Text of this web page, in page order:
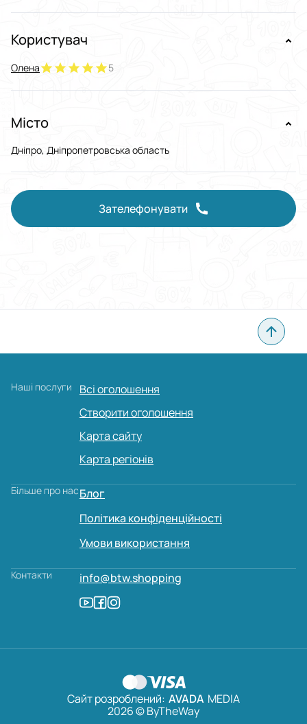
Користувач
Олена 5
Місто
Дніпро, Дніпропетровська область
Зателефонувати
Наші послуги
Всі оголошення
Створити оголошення
Карта сайту
Карта регіонів
Більше про насБлог
Політика конфіденційності
Умови використання
Контакти info@btw.shopping
2026 © ByTheWay
Сайт розроблений: AVADA MEDIA